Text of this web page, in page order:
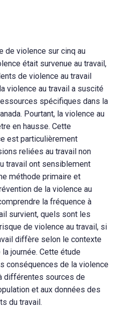
de violence sur cinq au
était survenue au travail,
de violence au travail
violence au travail a suscité
spécifiques dans la
Pourtant, la violence au
en hausse. Cette
est particulièrement
reliées au travail non
travail ont sensiblement
méthode primaire et
de la violence au
la fréquence à
survient, quels sont les
de violence au travail, si
diffère selon le contexte
journée. Cette étude
conséquences de la violence
différentes sources de
et aux données des
du travail.